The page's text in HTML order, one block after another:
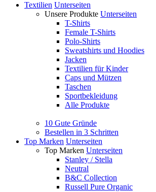
Textilien Unterseiten
Unsere Produkte Unterseiten
T-Shirts
Female T-Shirts
Polo-Shirts
Sweatshirts und Hoodies
Jacken
Textilien für Kinder
Caps und Mützen
Taschen
Sportbekleidung
Alle Produkte
10 Gute Gründe
Bestellen in 3 Schritten
Top Marken Unterseiten
Top Marken Unterseiten
Stanley / Stella
Neutral
B&C Collection
Russell Pure Organic